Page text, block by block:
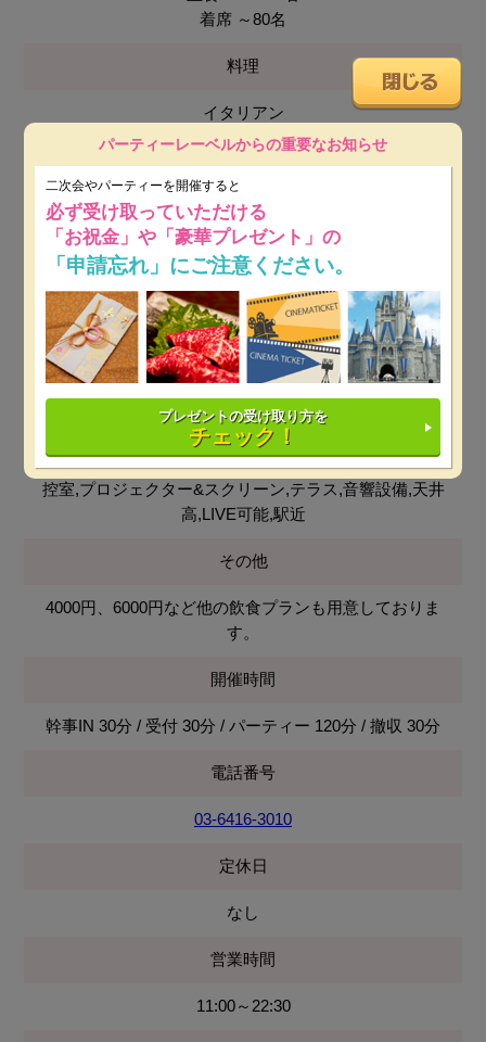
着席 ～80名
料理
イタリアン
無料
最低保証料
平日：15万円～※ 開催日時によっては保証料が変動しま
す。
土日祝：20万円～※ 開催日時によっては保証料が変動し
ます。
設備
控室,プロジェクター&スクリーン,テラス,音響設備,天井
高,LIVE可能,駅近
その他
4000円、6000円など他の飲食プランも用意しておりま
す。
開催時間
幹事IN 30分 / 受付 30分 / パーティー 120分 / 撤収 30分
電話番号
03-6416-3010
定休日
なし
営業時間
11:00～22:30
パーティーレーベルからの重要なお知らせ
二次会やパーティーを開催すると
必ず受け取っていただける
「お祝金」や「豪華プレゼント」の
「申請忘れ」にご注意ください。
プレゼントの受け取り方を
チェック！